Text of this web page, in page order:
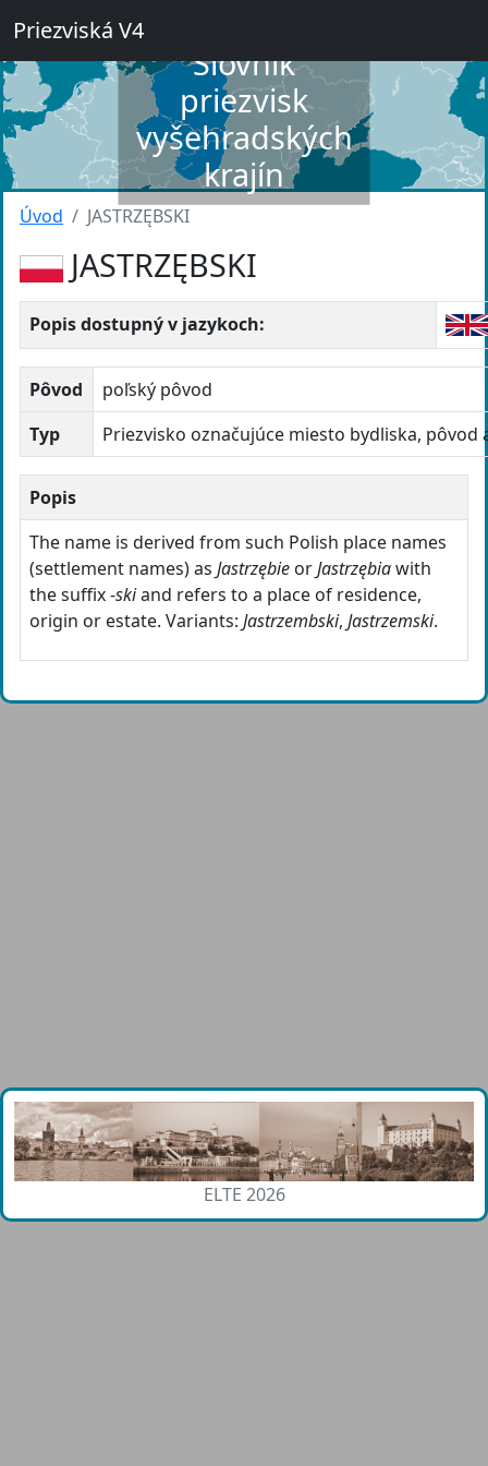
Priezviská V4
Slovník
priezvisk
vyšehradských
krajín
Úvod JASTRZĘBSKI
JASTRZĘBSKI
Popis dostupný v jazykoch:
Pôvod
poľský pôvod
Typ
Priezvisko označujúce miesto bydliska, pôvod
Popis
The name is derived from such Polish place names
(settlement names) as Jastrzębie orJastrzębiawith
the suffix -skiand refers to a place of residence,
origin or estate. Variants: Jastrzembski, Jastrzemski.
ELTE 2026